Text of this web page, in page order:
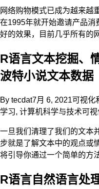
网络购物模式已成为越来越
在1995年就开始邀请产品消
好的效果，目前几乎所有的
R语言文本挖掘、
波特小说文本数据
By tecdat7月 6, 2021可视化
学习, 计算机科学与技术可视
一旦我们清理了我们的文本
步就是了解文本中的观点或
将引导你通过一个简单的方
R语言自然语言处